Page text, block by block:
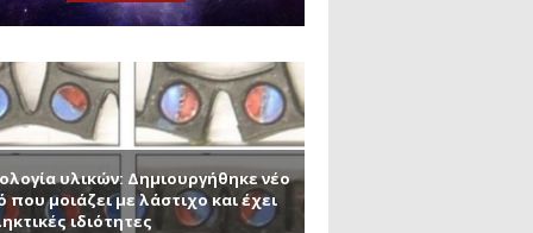
και πυριτένιο (Μέρος
ΜΙΤ)
ΑΠΘ)
σκοτεινή ύλη
υλικών: Δημιουργήθηκε νέο
που μοιάζει με λάστιχο και έχει
ιδιότητες